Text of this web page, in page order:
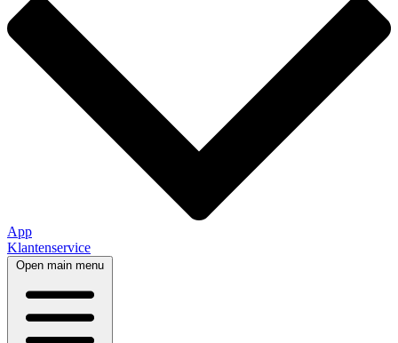
App
Klantenservice
Open main menu